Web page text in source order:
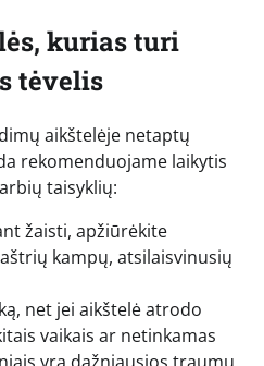
kurias turi
tėvelis
aikštelėje netaptų
rekomenduojame laikytis
taisyklių:
žaisti, apžiūrėkite
kampų, atsilaisvinusių
net jei aikštelė atrodo
vaikais ar netinkamas
yra dažniausios traumų